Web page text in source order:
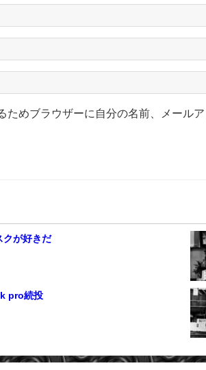
ためブラウザーに自分の名前、メール
クが好きだ
pro続投